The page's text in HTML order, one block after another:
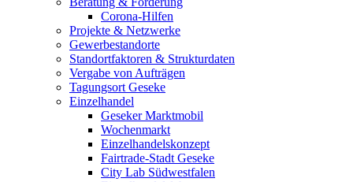
Corona-Hilfen
Projekte & Netzwerke
Gewerbestandorte
Standortfaktoren & Strukturdaten
Vergabe von Aufträgen
Tagungsort Geseke
Einzelhandel
Geseker Marktmobil
Wochenmarkt
Einzelhandelskonzept
Fairtrade-Stadt Geseke
City Lab Südwestfalen